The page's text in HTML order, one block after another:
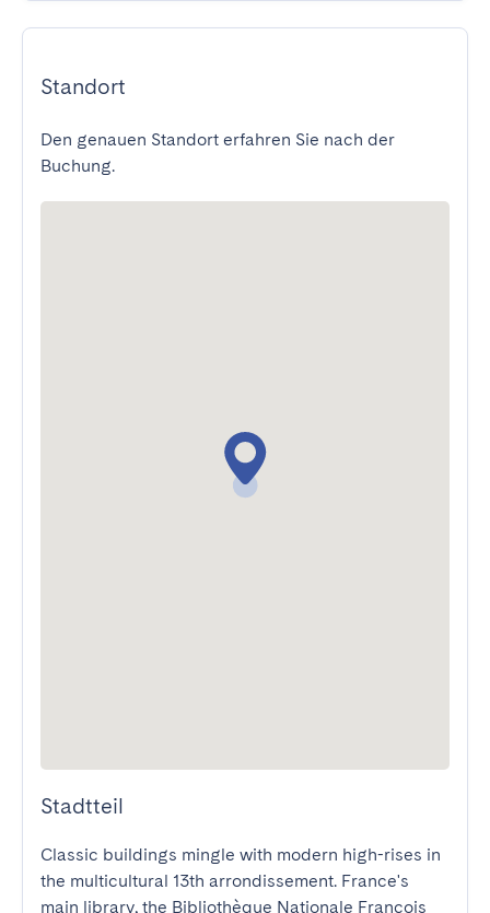
Standort
Den genauen Standort erfahren Sie nach der
Buchung.
Stadtteil
Classic buildings mingle with modern high-rises in
the multicultural 13th arrondissement. France's
main library, the Bibliothèque Nationale François